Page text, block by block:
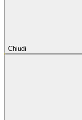
Chiudi